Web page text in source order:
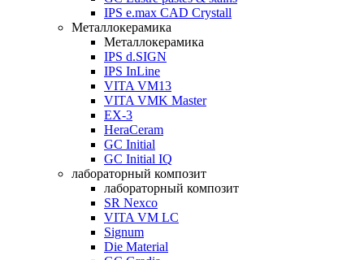
IPS e.max CAD Crystall
Металлокерамика
Металлокерамика
IPS d.SIGN
IPS InLine
VITA VM13
VITA VMK Master
EX-3
HeraCeram
GC Initial
GC Initial IQ
лабораторный композит
лабораторный композит
SR Nexco
VITA VM LC
Signum
Die Material